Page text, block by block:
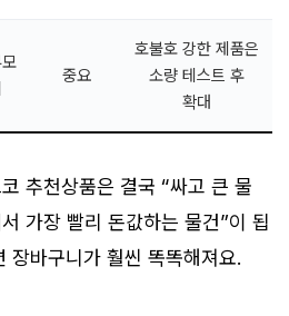
중요
호불호 강한 제품은
소량 테스트 후
확대
추천상품은 결국 “싸고 큰 물
가장 빨리 돈값하는 물건”이 됩
장바구니가 훨씬 똑똑해져요.